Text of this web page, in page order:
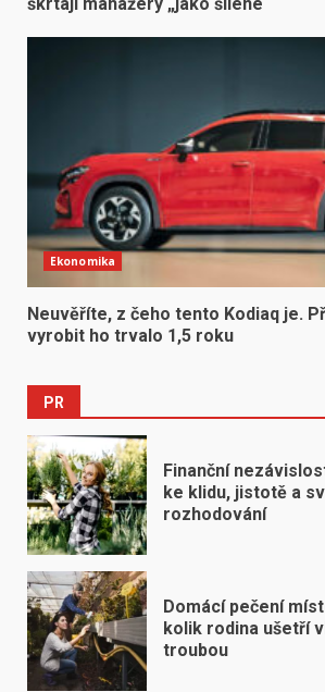
Ekonomika
Neuvěříte, z čeho tento Kodiaq je.
vyrobit ho trvalo 1,5 roku
PR
Finanční
ke klidu, jistotě a
rozhodování
Domácí pečení
kolik rodina ušetří
troubou